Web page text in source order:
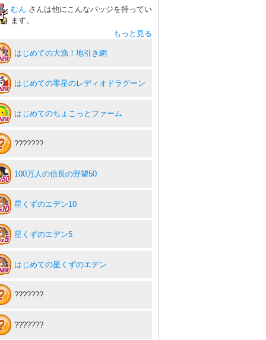
むん さんは他にこんなバッジを持ってい
ます。
もっと見る
はじめての大漁！地引き網
はじめての零星のレディオドラグーン
はじめてのちょこっとファーム
???????
100万人の信長の野望50
星くずのエデン10
星くずのエデン5
はじめての星くずのエデン
???????
???????